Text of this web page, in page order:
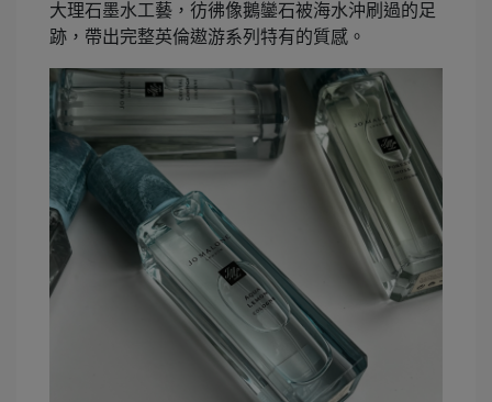
大理石墨水工藝，彷彿像鵝鑾石被海水沖刷過的足
跡，帶出完整英倫遨游系列特有的質感。